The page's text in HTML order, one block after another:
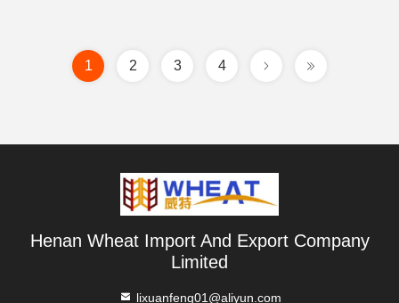
1 2 3 4
Henan Wheat Import And Export Company
Limited
lixuanfeng01@aliyun.com